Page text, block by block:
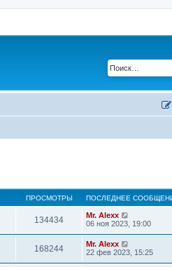
ПРОСМОТРЫ ПОСЛЕДНЕЕ
134434
Mr. Alexx
06 ноя 2023, 19:00
168244
Mr. Alexx
22 фев 2023, 15:25